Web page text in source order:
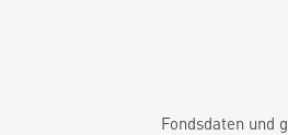
Fondsdaten und